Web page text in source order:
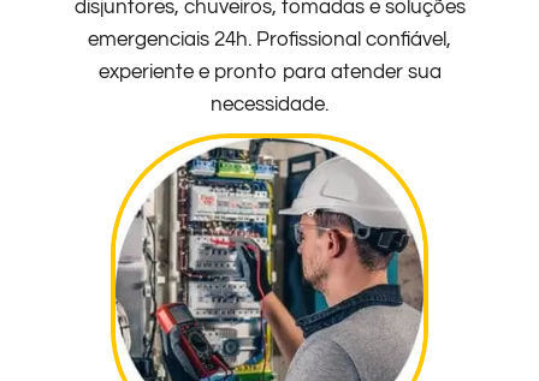
disjuntores, chuveiros, tomadas e soluções
emergenciais 24h. Profissional confiável,
experiente e pronto para atender sua
necessidade.